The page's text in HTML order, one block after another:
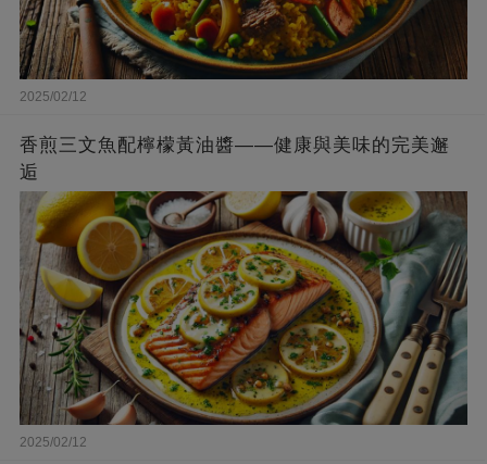
2025/02/12
香煎三文魚配檸檬黃油醬——健康與美味的完美邂
逅
2025/02/12